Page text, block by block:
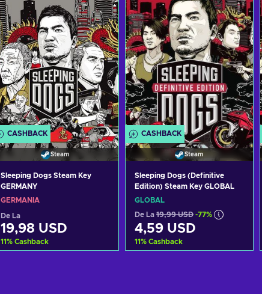
CASHBACK
Steam
Sleeping Dogs Steam Key
GERMANY
GERMANIA
De La
19,98 USD
11% Cashback
CASHBACK
Steam
Sleeping Dogs (Definitive
Edition) Steam Key GLOBAL
GLOBAL
De La 19,99 USD -77%
4,59 USD
11% Cashback